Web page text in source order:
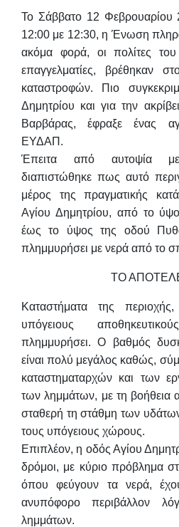
Το Σάββατο 12 Φεβρουαρίου
12:00 με 12:30, η Ένωση
ακόμα φορά, οι πολίτες
επαγγελματίες, βρέθηκαν
καταστροφών. Πιο
Δημητρίου και για την
Βαρβάρας, έφραξε ένας
ΕΥΔΑΠ.
Έπειτα από αυτοψία
διαπιστώθηκε πως αυτό
μέρος της πραγματικής
Αγίου Δημητρίου, από το
έως το ύψος της οδού
πλημμυρήσει με νερά από το
ΤΟ
Καταστήματα της
υπόγειους
πλημμυρήσει. Ο βαθμός
είναι πολύ μεγάλος καθώς,
καταστηματαρχών και των
των λημμάτων, με τη βοήθεια
σταθερή τη στάθμη των
τους υπόγειους χώρους.
Επιπλέον, η οδός Αγίου
δρόμοι, με κύριο πρόβλημα
όπου φεύγουν τα νερά,
ανυπόφορο περιβάλλον
λημμάτων.